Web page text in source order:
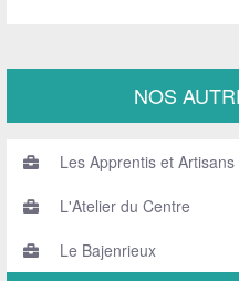
NOS
Les Apprentis et Artisans
L'Atelier du Centre
Le Bajenrieux